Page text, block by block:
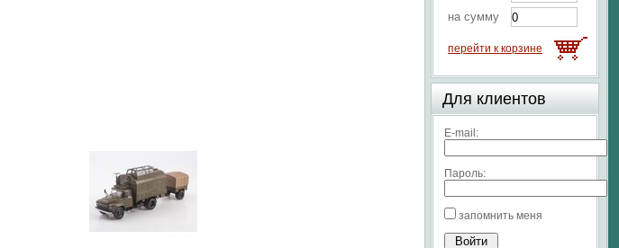
на сумму
перейти к корзине
Для клиентов
E-mail:
Пароль:
запомнить меня